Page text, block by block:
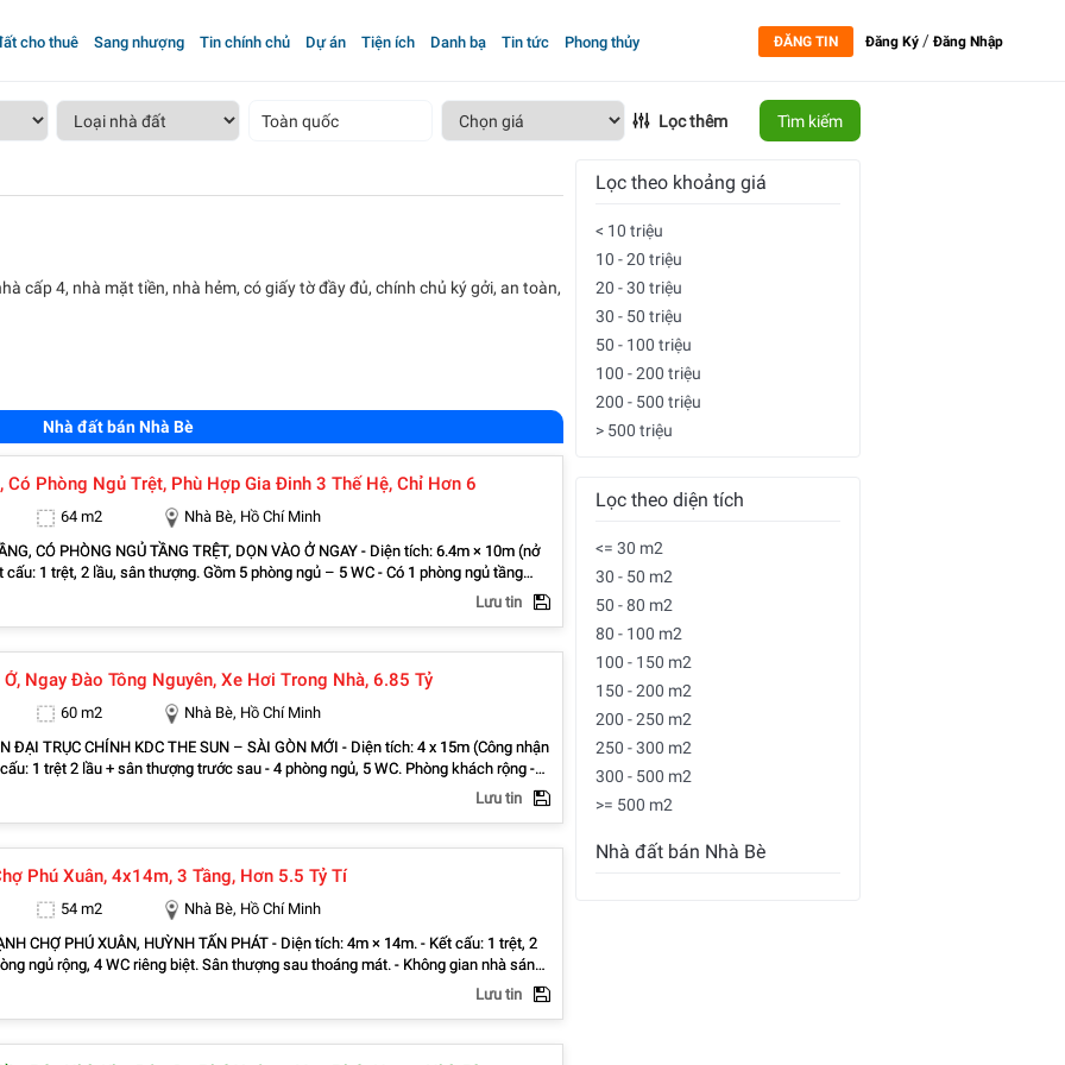
cho thuê Sang nhượng Tin chính chủ Dự án Tiện ích Danh bạ Tin tức Phong thủy ĐĂNG TIN Đăng Ký /Đăng Nhập
Toàn quốc Lọc thêm Tìm kiếm
cấp 4, nhà mặt tiền, nhà hẻm, có giấy tờ đầy đủ, chính chủ ký gởi, an toàn,
Nhà đất bán Nhà Bè
Có Phòng Ngủ Trệt, Phù Hợp Gia Đinh 3 Thế Hệ, Chỉ Hơn 6
64 m2
Nhà Bè, Hồ Chí Minh
PHÒNG NGỦ TẦNG TRỆT, DỌN VÀO Ở NGAY - Diện tích: 6.4m × 10m (nở
cấu: 1 trệt, 2 lầu, sân thượng. Gồm 5 phòng ngủ – 5 WC - Có 1 phòng ngủ tầng
đình có người lớn tuổi. - Thiết kế hiện đại, xây dựng kiên cố, công năng tối ưu. -
học, siêu thị và đầy đủ tiện ích. - Vị trí đẹp, khu dân cư hiện hữu, an ninh, yên
- Nguyễn Hoàng Realty (Nhà Thật - Giá Thật -
Lưu tin
Ở, Ngay Đào Tông Nguyên, Xe Hơi Trong Nhà, 6.85 Tỷ
60 m2
Nhà Bè, Hồ Chí Minh
CHÍNH KDC THE SUN – SÀI GÒN MỚI - Diện tích: 4 x 15m (Công nhận
nhà - Giá bán: 6 tỷ 850 triệu (thương lượng ) - Trục đường rộng, ô tô tránh
7, Phú Mỹ Hưng chỉ hơn 15 phút di chuyển - Liên hệ: 0838.939.781 - Nguyễn
Lưu tin
Phú Xuân, 4x14m, 3 Tầng, Hơn 5.5 Tỷ Tí
54 m2
Nhà Bè, Hồ Chí Minh
XUÂN, HUỲNH TẤN PHÁT - Diện tích: 4m × 14m. - Kết cấu: 1 trệt, 2
ngủ rộng, 4 WC riêng biệt. Sân thượng sau thoáng mát. - Không gian nhà sáng,
hiện đại. - Tặng toàn bộ nội thất trong nhà - Hẻm trước nhà rộng rãi - Pháp
hoàn công đầy đủ, pháp lý chuẩn. Hỗ trợ vay ngân hàng cho khách có nhu cầu.
- Tư Vấn Thật)
Lưu tin
Lọc theo khoảng giá
< 10 triệu
10 - 20 triệu
20 - 30 triệu
30 - 50 triệu
50 - 100 triệu
100 - 200 triệu
200 - 500 triệu
> 500 triệu
Lọc theo diện tích
<= 30 m2
30 - 50 m2
50 - 80 m2
80 - 100 m2
100 - 150 m2
150 - 200 m2
200 - 250 m2
250 - 300 m2
300 - 500 m2
>= 500 m2
Nhà đất bán Nhà Bè